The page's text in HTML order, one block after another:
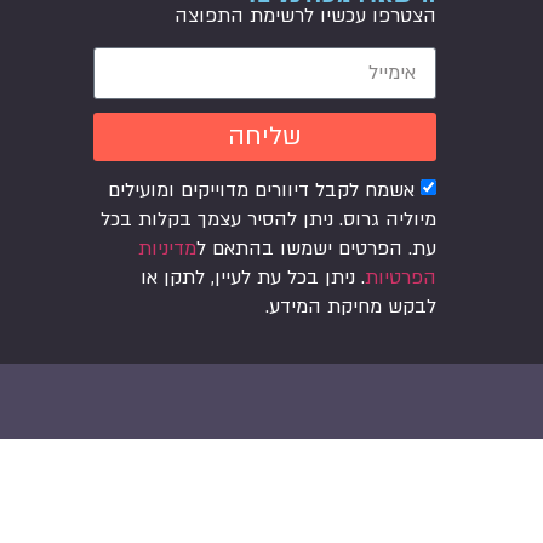
הצטרפו עכשיו לרשימת התפוצה
אשמח לקבל דיוורים מדוייקים ומועילים
מיוליה גרוס. ניתן להסיר עצמך בקלות בכל
עת. הפרטים ישמשו בהתאם למדיניות
הפרטיות. ניתן בכל עת לעיין, לתקן או
לבקש מחיקת המידע.
שליחה